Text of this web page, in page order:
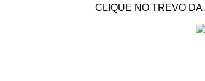
CLIQUE NO TREVO